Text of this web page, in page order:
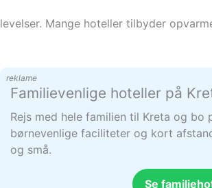
Mange hoteller tilbyder
reklame
Familievenlige hoteller på
Rejs med hele familien til Kreta og bo
børnevenlige faciliteter og kort
og små.
Se